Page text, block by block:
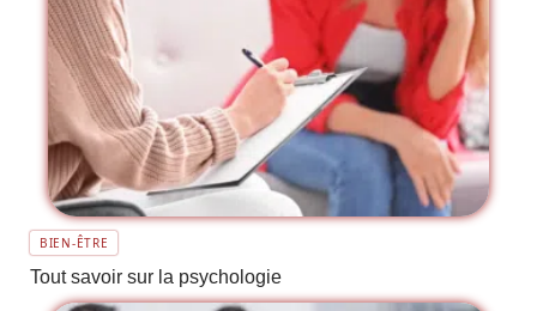
BIEN-ÊTRE
Tout savoir sur la psychologie